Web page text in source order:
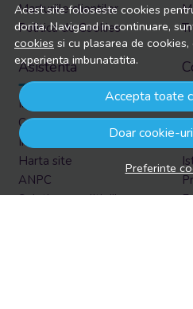
Acest site foloseste cookies
dorita. Navigand in continuare,
cookies si cu plasarea de
experienta imbunatatita.
Accepta toate
Doar cookie-
Preferinte
Marturiile clientilor
Politica de Cookies
Asistenta
Informatii legale
Contacteaza-ne
Intrebari frecvente
Harta site
ANPC
Solutionarea litigiilor